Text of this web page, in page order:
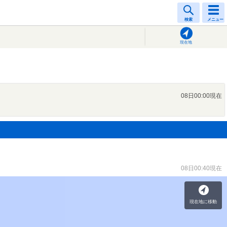
検索 メニュー
現在地
08日00:00現在
08日00:40現在
現在地に移動